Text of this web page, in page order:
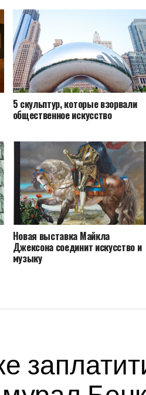
5 скульптур, которые взорвали
общественное искусство
Новая выставка Майкла
Джексона соединит искусство и
музыку